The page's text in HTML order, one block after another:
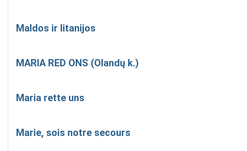
Maldos ir litanijos
MARIA RED ONS (Olandų k.)
Maria rette uns
Marie, sois notre secours